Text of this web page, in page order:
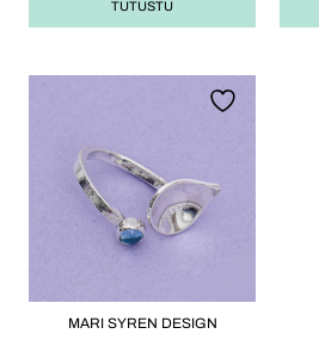
TUTUSTU
MARI SYREN DESIGN